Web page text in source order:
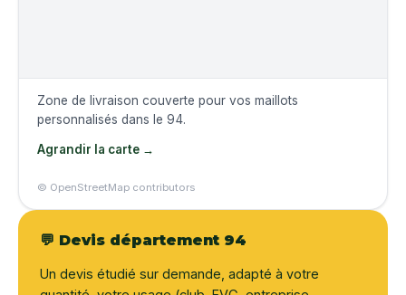
Zone de livraison couverte pour vos maillots
personnalisés dans le 94.
Agrandir la carte →
© OpenStreetMap contributors
💬 Devis département 94
Un devis étudié sur demande, adapté à votre